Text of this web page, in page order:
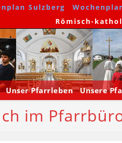
Sulzberg
Römisch-
Unser Pfarrleben Unsere
im